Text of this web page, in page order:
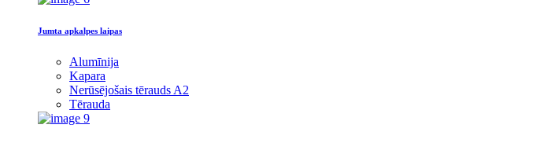
Jumta apkalpes laipas
Alumīnija
Kapara
Nerūsējošais tērauds A2
Tērauda